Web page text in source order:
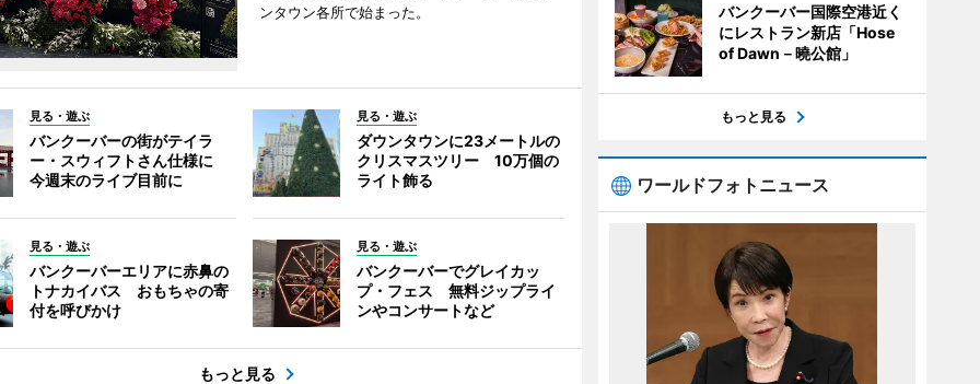
ンタウン各所で始まった。
見る・遊ぶ
バンクーバーの街がテイラ
ー・スウィフトさん仕様に
今週末のライブ目前に
見る・遊ぶ
ダウンタウンに23メートルの
クリスマスツリー 10万個の
ライト飾る
見る・遊ぶ
バンクーバーエリアに赤鼻の
トナカイバス おもちゃの寄
付を呼びかけ
見る・遊ぶ
バンクーバーでグレイカッ
プ・フェス 無料ジップライ
ンやコンサートなど
もっと見る
バンクーバー国際空港近く
にレストラン新店「Hose
of Dawn－曉公館」
もっと見る
ワールドフォトニュース